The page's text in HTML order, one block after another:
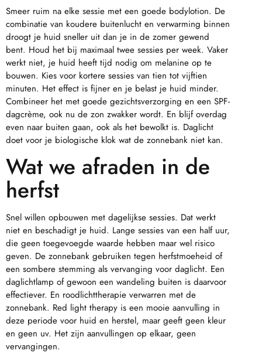
Smeer ruim na elke sessie met een goede bodylotion. De
combinatie van koudere buitenlucht en verwarming binnen
droogt je huid sneller uit dan je in de zomer gewend
bent. Houd het bij maximaal twee sessies per week. Vaker
werkt niet, je huid heeft tijd nodig om melanine op te
bouwen. Kies voor kortere sessies van tien tot vijftien
minuten. Het effect is fijner en je belast je huid minder.
Combineer het met goede gezichtsverzorging en een SPF-
dagcrème, ook nu de zon zwakker wordt. En blijf overdag
even naar buiten gaan, ook als het bewolkt is. Daglicht
doet voor je biologische klok wat de zonnebank niet kan.
Wat we afraden in de
herfst
Snel willen opbouwen met dagelijkse sessies. Dat werkt
niet en beschadigt je huid. Lange sessies van een half uur,
die geen toegevoegde waarde hebben maar wel risico
geven. De zonnebank gebruiken tegen herfstmoeheid of
een sombere stemming als vervanging voor daglicht. Een
daglichtlamp of gewoon een wandeling buiten is daarvoor
effectiever. En roodlichttherapie verwarren met de
zonnebank. Red light therapy is een mooie aanvulling in
deze periode voor huid en herstel, maar geeft geen kleur
en geen uv. Het zijn aanvullingen op elkaar, geen
vervangingen.